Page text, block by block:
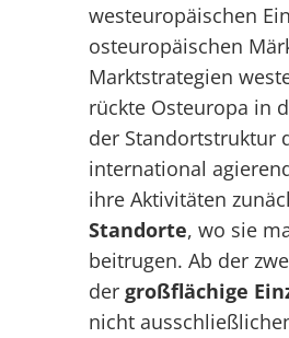
westeuropäischen
osteuropäischen
Marktstrategien
rückte Osteuropa in
der Standortstruktur
international
ihre Aktivitäten
Standorte, wo sie
beitrugen. Ab der
der großflächige
nicht